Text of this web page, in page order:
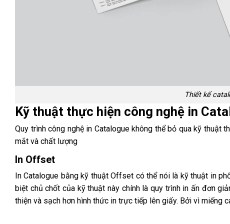
Thiết kế
Kỹ thuật thực hiện công nghệ in
Quy trình công nghệ in Catalogue không thể bỏ qua kỹ thuật
mắt và chất lượng
In Offset
In Catalogue bằng kỹ thuật Offset có thể nói là kỹ thuật in
biệt chủ chốt của kỹ thuật này chính là quy trình in ấn đơn
thiện và sạch hơn hình thức in trực tiếp lên giấy. Bởi vì miếng